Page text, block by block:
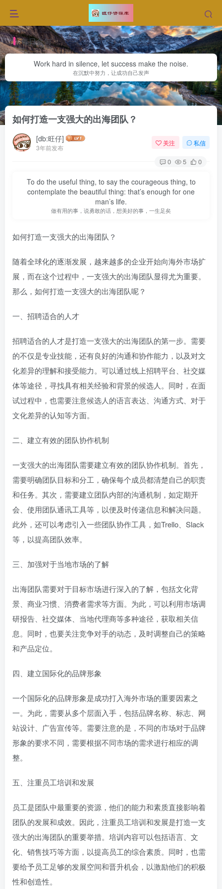
每日金句
Work hard in silence, let success make the noise.
在沉默中努力，让成功自己发声
首页 网赚文章 正文
如何打造一支强大的出海团队？
[db:旺仔]
3年前发布
关注 私信
0 5 0
To do the useful thing, to say the courageous thing, to
contemplate the beautiful thing: that’s enough for one
man’s life.
做有用的事，说勇敢的话，想美好的事，一生足矣
如何打造一支强大的出海团队？
随着全球化的逐渐发展，越来越多的企业开始向海外市场扩
展，而在这个过程中，一支强大的出海团队显得尤为重要。
那么，如何打造一支强大的出海团队呢？
一、招聘适合的人才
招聘适合的人才是打造一支强大的出海团队的第一步。需要
的不仅是专业技能，还有良好的沟通和协作能力，以及对文
化差异的理解和接受能力。可以通过线上招聘平台、社交媒
体等途径，寻找具有相关经验和背景的候选人。同时，在面
试过程中，也需要注意候选人的语言表达、沟通方式、对于
文化差异的认知等方面。
二、建立有效的团队协作机制
一支强大的出海团队需要建立有效的团队协作机制。首先，
需要明确团队目标和分工，确保每个成员都清楚自己的职责
和任务。其次，需要建立团队内部的沟通机制，如定期开
会、使用团队通讯工具等，以便及时传递信息和解决问题。
此外，还可以考虑引入一些团队协作工具，如Trello、Slack
等，以提高团队效率。
三、加强对于当地市场的了解
出海团队需要对于目标市场进行深入的了解，包括文化背
景、商业习惯、消费者需求等方面。为此，可以利用市场调
研报告、社交媒体、当地代理商等多种途径，获取相关信
息。同时，也要关注竞争对手的动态，及时调整自己的策略
和产品定位。
四、建立国际化的品牌形象
一个国际化的品牌形象是成功打入海外市场的重要因素之
一。为此，需要从多个层面入手，包括品牌名称、标志、网
站设计、广告宣传等。需要注意的是，不同的市场对于品牌
形象的要求不同，需要根据不同市场的需求进行相应的调
整。
五、注重员工培训和发展
员工是团队中最重要的资源，他们的能力和素质直接影响着
团队的发展和成效。因此，注重员工培训和发展是打造一支
强大的出海团队的重要举措。培训内容可以包括语言、文
化、销售技巧等方面，以提高员工的综合素质。同时，也需
要给予员工足够的发展空间和晋升机会，以激励他们的积极
性和创造性。